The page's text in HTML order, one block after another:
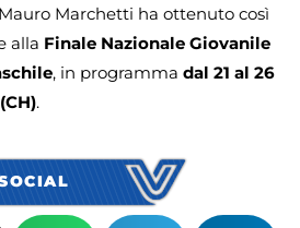
Marchetti ha ottenuto così
alla Finale Nazionale Giovanile
, in programma dal 21 al 26
.